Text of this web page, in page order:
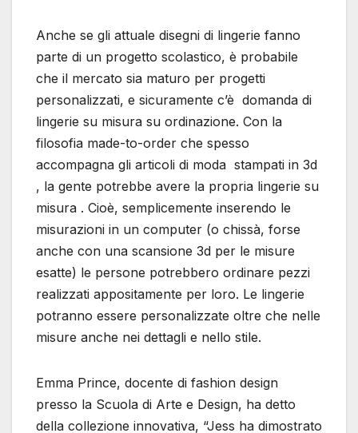
Anche se gli attuale disegni di lingerie fanno
parte di un progetto scolastico, è probabile
che il mercato sia maturo per progetti
personalizzati, e sicuramente c’è domanda di
lingerie su misura su ordinazione. Con la
filosofia made-to-order che spesso
accompagna gli articoli di moda stampati in 3d
, la gente potrebbe avere la propria lingerie su
misura . Cioè, semplicemente inserendo le
misurazioni in un computer (o chissà, forse
anche con una scansione 3d per le misure
esatte) le persone potrebbero ordinare pezzi
realizzati appositamente per loro. Le lingerie
potranno essere personalizzate oltre che nelle
misure anche nei dettagli e nello stile.
Emma Prince, docente di fashion design
presso la Scuola di Arte e Design, ha detto
della collezione innovativa, “Jess ha dimostrato